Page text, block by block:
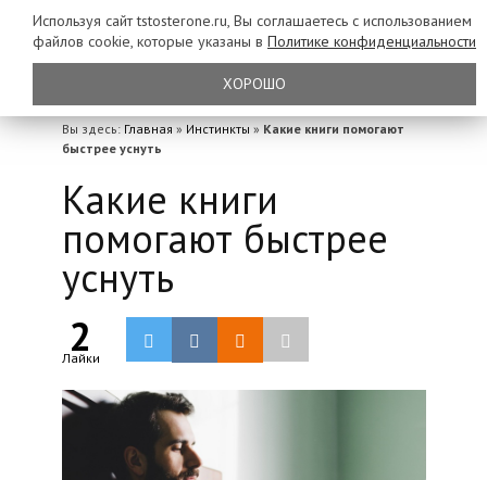
Вы здесь: Главная » Инстинкты » Какие книги помогают
быстрее уснуть
Какие книги
помогают быстрее
уснуть
2
Лайки
Используя сайт tstosterone.ru, Вы соглашаетесь с использованием
файлов cookie, которые указаны в Политике конфиденциальности
ХОРОШО